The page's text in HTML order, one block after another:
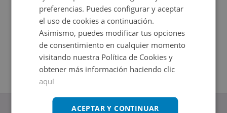
preferencias. Puedes configurar y aceptar
el uso de cookies a continuación.
Asimismo, puedes modificar tus opciones
de consentimiento en cualquier momento
visitando nuestra Política de Cookies y
obtener más información haciendo clic
aquí
ACEPTAR Y CONTINUAR